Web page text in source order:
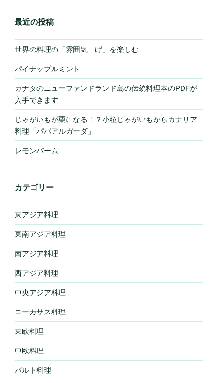
最近の投稿
世界の料理の「雰囲気上げ」を楽しむ
パイナップルミント
カナダのニューファンドランド島の伝統料理本のPDFが
入手できます
じゃがいもが栗になる！？小粒じゃがいもからカナリア
料理「パパアルガーダ」
レモンバーム
カテゴリー
東アジア料理
東南アジア料理
南アジア料理
西アジア料理
中央アジア料理
コーカサス料理
東欧料理
中欧料理
バルト料理